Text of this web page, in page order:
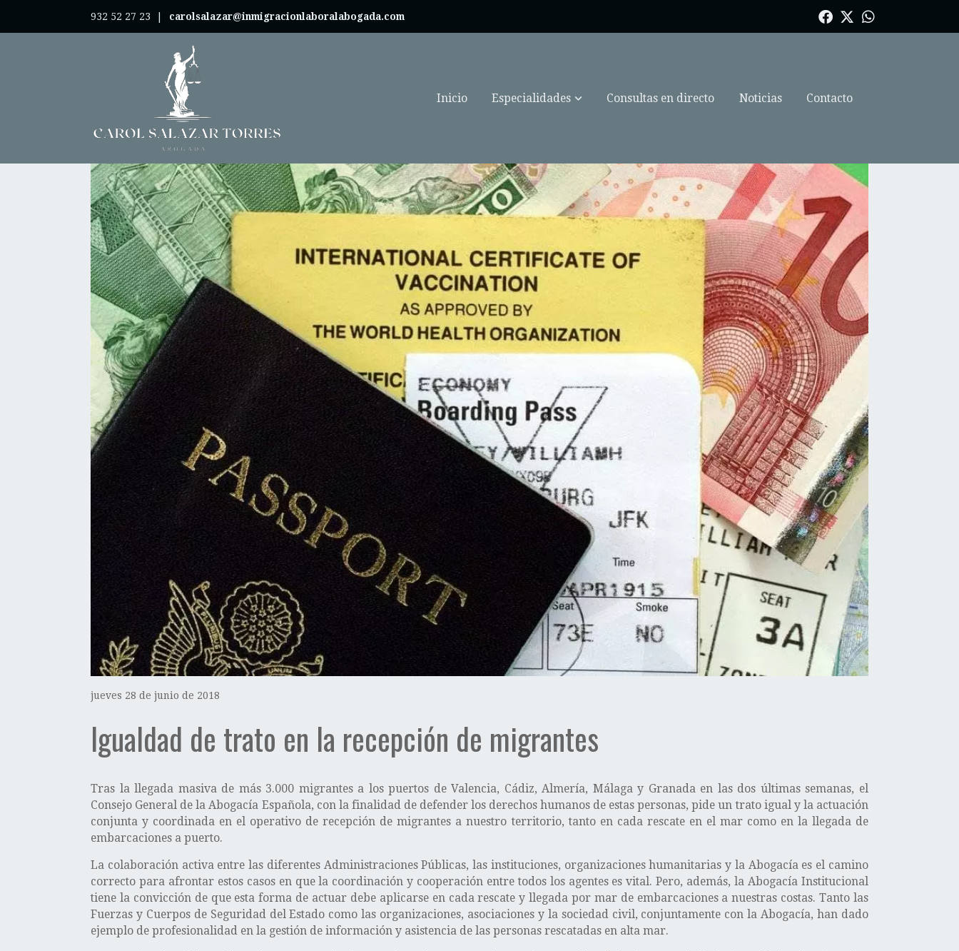
932 52 27 23 carolsalazar@inmigracionlaboralabogada.com
Inicio Especialidades Consultas en directo Noticias Contacto
jueves 28 de junio de 2018
Igualdad de trato en la recepción de migrantes
Tras la llegada masiva de más 3.000 migrantes a los puertos de Valencia, Cádiz, Almería, Málaga y Granada en las dos últimas semanas, el
Consejo General de la Abogacía Española, con la finalidad de defender los derechos humanos de estas personas, pide un trato igual y la actuación
conjunta y coordinada en el operativo de recepción de migrantes a nuestro territorio, tanto en cada rescate en el mar como en la llegada de
embarcaciones a puerto.
La colaboración activa entre las diferentes Administraciones Públicas, las instituciones, organizaciones humanitarias y la Abogacía es el camino
correcto para afrontar estos casos en que la coordinación y cooperación entre todos los agentes es vital. Pero, además, la Abogacía Institucional
tiene la convicción de que esta forma de actuar debe aplicarse en cada rescate y llegada por mar de embarcaciones a nuestras costas. Tanto las
Fuerzas y Cuerpos de Seguridad del Estado como las organizaciones, asociaciones y la sociedad civil, conjuntamente con la Abogacía, han dado
ejemplo de profesionalidad en la gestión de información y asistencia de las personas rescatadas en alta mar.